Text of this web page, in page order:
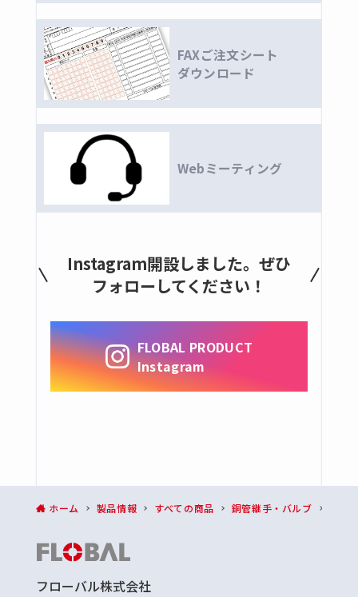
フレアージョイント(一般機械用)
黄銅製ねじ込み継手
全ての商品
黄銅製ねじ込み継手
黄銅製バルブ
全ての商品
ボールバルブ
ゲート
黄銅製コック
ニードルバルブ
全ての商品
銅管用くい込み継手(B型)
銅管用くい込み継手(B1型)
銅管・コイル銅管
FAXご注文シート
ダウンロード
Webミーティング
Instagram開設しました。ぜひ
フォローしてください！
FLOBAL PRODUCT
Instagram
ホーム 製品情報 すべての商品 銅管継手・バルブ
フローバル株式会社